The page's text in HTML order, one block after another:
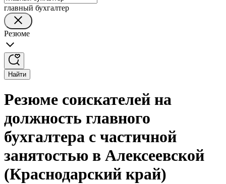
главный бухгалтер
Резюме
Найти
Резюме соискателей на
должность главного
бухгалтера с частичной
занятостью в Алексеевской
(Краснодарский край)